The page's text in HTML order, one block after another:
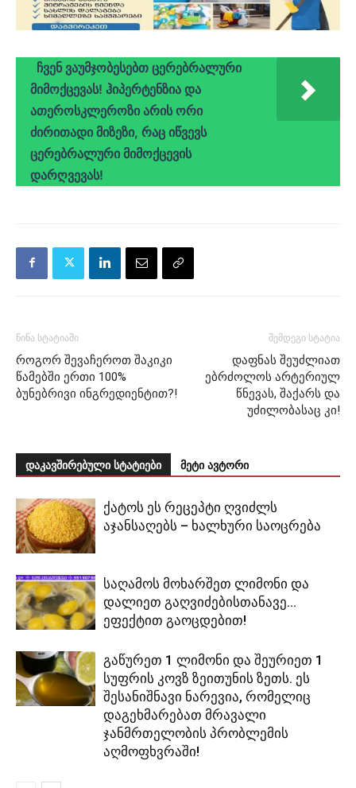
ჩვენ ვაუმჯობესებთ ცერებრალური
მიმოქცევას! ჰიპერტენზია და
ათეროსკლეროზი არის ორი
ძირითადი მიზეზი, რაც იწვევს
ცერებრალური მიმოქცევის
დარღვევას!
წინა სტატიაში
როგორ შევაჩეროთ შაკიკი
წამებში ერთი 100%
ბუნებრივი ინგრედიენტით?!
შემდეგი სტატია
დაფნას შეუძლიათ
ებრძოლოს არტერიულ
წნევას, შაქარს და
უძილობასაც კი!
დაკავშირებული სტატიები მეტი ავტორი
ქატოს ეს რეცეპტი ღვიძლს
აჯანსაღებს – ხალხური საოცრება
საღამოს მოხარშეთ ლიმონი და
დალიეთ გაღვიძებისთანავე…
ეფექტით გაოცდებით!
გაწურეთ 1 ლიმონი და შეურიეთ 1
სუფრის კოვზ ზეითუნის ზეთს. ეს
შესანიშნავი ნარევია, რომელიც
დაგეხმარებათ მრავალი
ჯანმრთელობის პრობლემის
აღმოფხვრაში!